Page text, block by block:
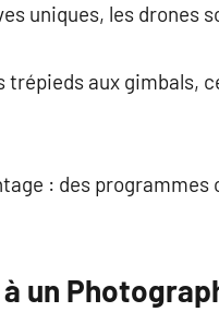
uniques, les drones
aux gimbals,
: des
un